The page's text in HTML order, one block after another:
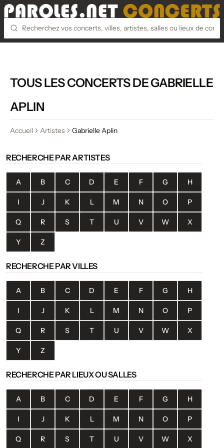
TOUS LES CONCERTS DE GABRIELLE
APLIN
Accueil Artistes Gabrielle Aplin
RECHERCHE PAR ARTISTES
A B C D E F G H
I J K L M N O P
Q R S T U V W X
Y Z
RECHERCHE PAR VILLES
A B C D E F G H
I J K L M N O P
Q R S T U V W X
Y Z
RECHERCHE PAR LIEUX OU SALLES
A B C D E F G H
I J K L M N O P
Q R S T U V W X